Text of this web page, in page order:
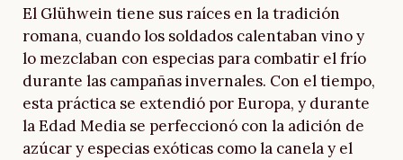
El Glühwein tiene sus raíces en la tradición
romana, cuando los soldados calentaban vino y
lo mezclaban con especias para combatir el frío
durante las campañas invernales. Con el tiempo,
esta práctica se extendió por Europa, y durante
la Edad Media se perfeccionó con la adición de
azúcar y especias exóticas como la canela y el